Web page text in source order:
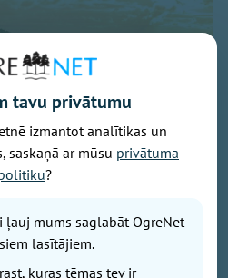
ceturksnis un sākas
beidzās 5. augustā, savukārt
solārā ziema būs periods no
tavu privātumu
izmantot analītikas un
saskaņā ar mūsu privātuma
?
ļauj mums saglabāt OgreNet
lasītājiem.
kuras tēmas tev ir